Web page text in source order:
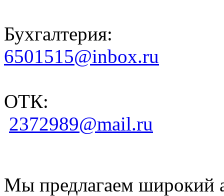
Бухгалтерия:
6501515@inbox.ru
ОТК:
2372989@mail.ru
Мы предлагаем широкий